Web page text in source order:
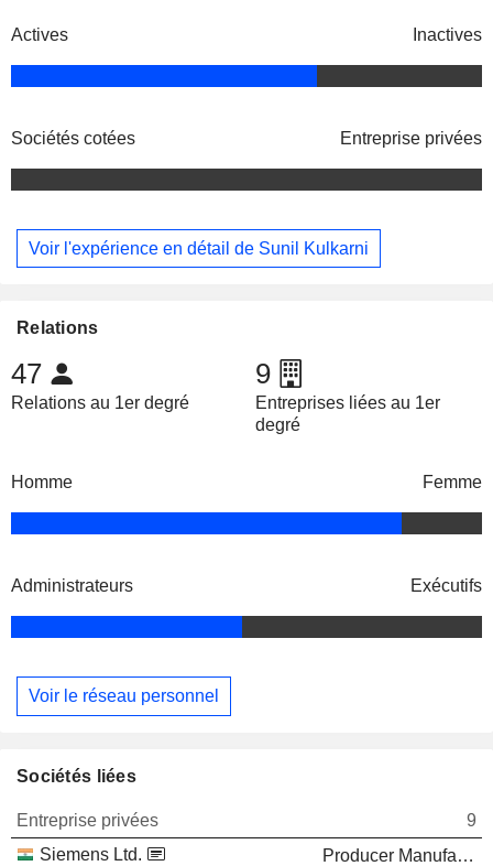
Actives Inactives
Sociétés cotées Entreprise privées
Voir l'expérience en détail de Sunil Kulkarni
Relations
47
Relations au 1er degré
9
Entreprises liées au 1er
degré
Homme Femme
Administrateurs Exécutifs
Voir le réseau personnel
Sociétés liées
Entreprise privées
9
Siemens Ltd.
Producer Manufacturing